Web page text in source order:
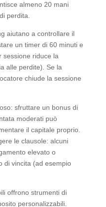
almeno 20 mani
perdita.
aiutano a controllare il
un timer di 60 minuti e
sessione riduce la
alle perdite). Se la
chiude la sessione
sfruttare un bonus di
moderati può
il capitale proprio.
le clausole: alcuni
elevato o
di vincita (ad esempio
offrono strumenti di
personalizzabili.